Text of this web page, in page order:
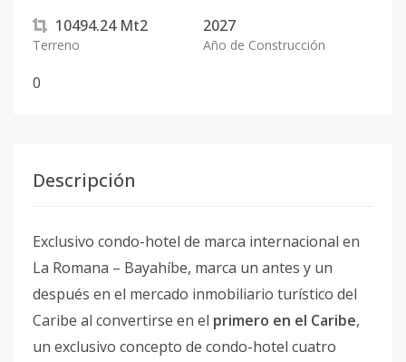
10494.24 Mt2
Terreno
2027
Año de Construcción
0
Descripción
Exclusivo condo-hotel de marca internacional en
La Romana – Bayahíbe, marca un antes y un
después en el mercado inmobiliario turístico del
Caribe al convertirse en el primero en el Caribe,
un exclusivo concepto de condo-hotel cuatro